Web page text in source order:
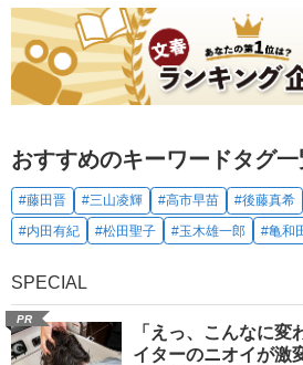
おすすめのキーワードタグ一
#藤田晋 #三山凌輝 #高市早苗 #後藤真希
#内田有紀
#松田聖子 #玉木雄一郎 #亀和
SPECIAL
PR
「えっ、こんなに変
イターのニオイが